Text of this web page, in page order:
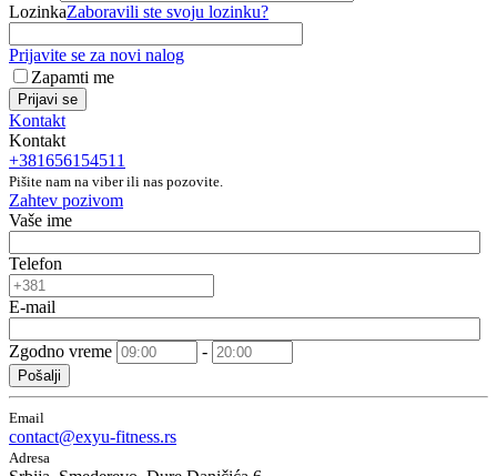
LozinkaZaboravili ste svoju lozinku?
Prijavite se za novi nalog
Zapamti me
Prijavi se
Kontakt
Kontakt
+381656154511
Pišite nam na viber ili nas pozovite.
Zahtev pozivom
Vaše ime
Telefon
E-mail
Zgodno vreme -
Pošalji
Email
contact@exyu-fitness.rs
Adresa